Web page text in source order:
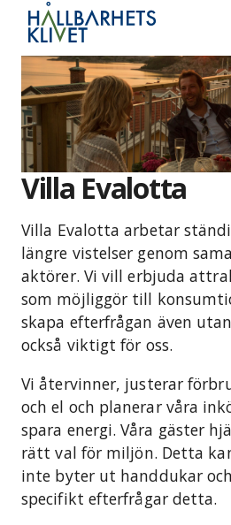
vidare
innehåll
Villa Evalotta
Villa Evalotta arbetar
längre vistelser genom
aktörer. Vi vill erbjuda
som möjliggör till
skapa efterfrågan även
också viktigt för oss.
Vi återvinner, justerar
och el och planerar våra
spara energi. Våra gäster
rätt val för miljön. Detta
inte byter ut handdukar
specifikt efterfrågar detta.